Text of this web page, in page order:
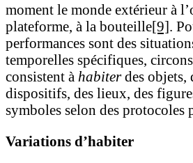
moment le monde extérieur à
plateforme, à la bouteille[9].
performances sont des
temporelles spécifiques,
consistent à habiterdes objets,
dispositifs, des lieux, des
symboles selon des protocoles
Variations d’habiter